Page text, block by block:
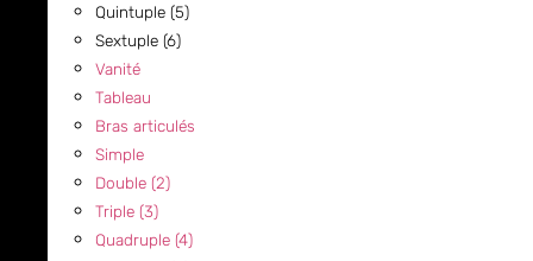
Quintuple (5)
Sextuple (6)
Vanité
Tableau
Bras articulés
Simple
Double (2)
Triple (3)
Quadruple (4)